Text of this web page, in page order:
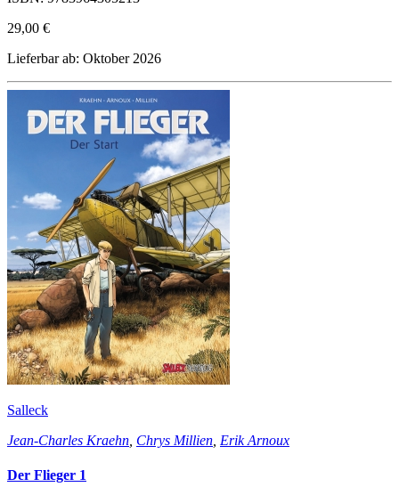
29,00 €
Lieferbar ab: Oktober 2026
Salleck
Jean-Charles Kraehn Chrys Millien Erik Arnoux
Der Flieger 1